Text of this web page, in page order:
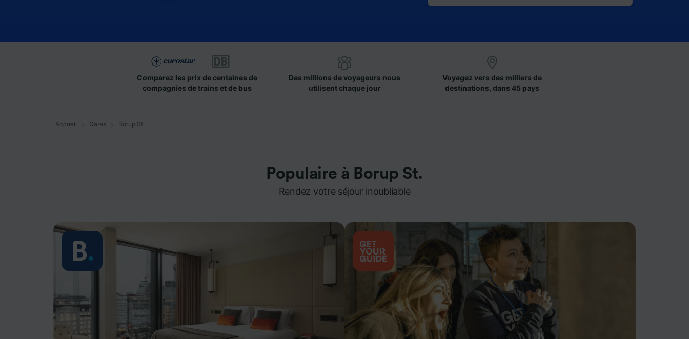
Comparez les prix de centaines de
compagnies de trains et de bus
Des millions de voyageurs nous
utilisent chaque jour
Voyagez vers des milliers de
destinations, dans 45 pays
Accueil Gares Borup St.
Populaire à Borup St.
Rendez votre séjour inoubliable